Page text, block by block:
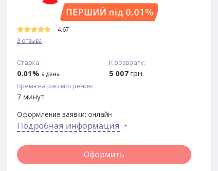
4.67
3 отзыва
Ставка:
0.01% в день
К возврату:
5 007 грн.
Время на рассмотрение:
7 минут
Оформление заявки: онлайн
Подробная информация
Оформить